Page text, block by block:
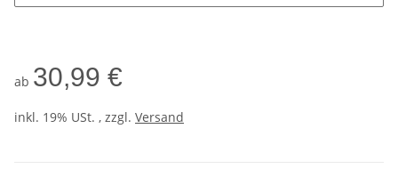
ab 30,99 €
inkl. 19% USt. , zzgl. Versand